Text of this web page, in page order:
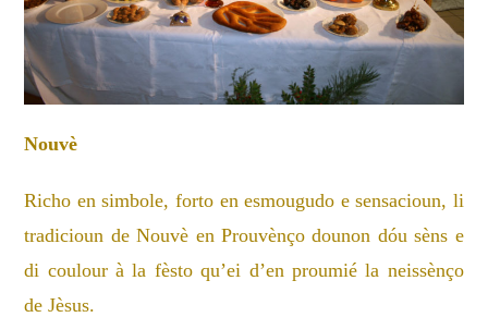
Nouvè
Richo en simbole, forto en esmougudo e sensacioun, li
tradicioun de Nouvè en Prouvènço dounon dóu sèns e
di coulour à la fèsto qu’ei d’en proumié la neissènço
de Jèsus.